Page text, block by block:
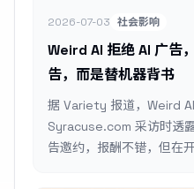
2026-07-03 社会影响
Weird Al 拒绝 AI 广告
告，而是替机器背书
据 Variety 报道，Weird
Syracuse.com 采访时透
告邀约，报酬不错，但在